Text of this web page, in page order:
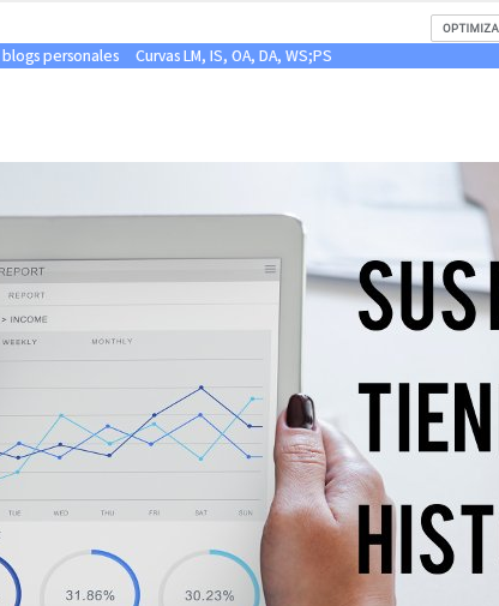
personales Curvas LM, IS, OA, DA, WS;PS